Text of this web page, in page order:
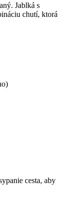
Jablká s
chutí, ktorá
cesta, aby